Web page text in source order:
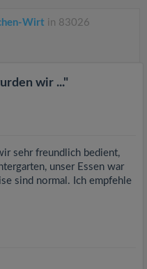
Wirt in 83026
wir ..."
sehr freundlich bedient,
unser Essen war
sind normal. Ich empfehle